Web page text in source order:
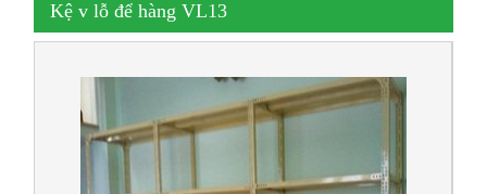
Kệ v lỗ để hàng VL13